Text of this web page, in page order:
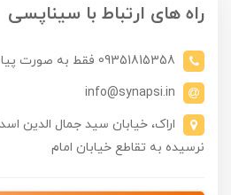
راه های ارتباط با سیناپسی
09351815358 فقط به صورت پیامک - 08632241297
info@synapsi.in
نرسیده به تقاطع خیابان امام